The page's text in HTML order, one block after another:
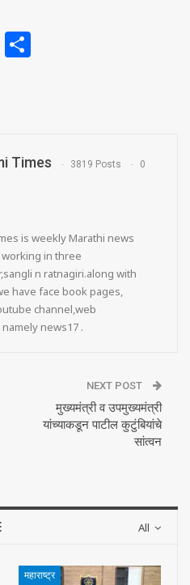
Email
Times 3819 Posts 0
is weekly Marathi news
in three
n ratnagiri.along with
have face book pages,
channel,web
news17 .
NEXT POST
मुख्यमंत्री व उपमुख्यमंत्री
यांच्याकडून पाटील कुटुंबियांचे
सांत्वन
All
महाराष्ट्र